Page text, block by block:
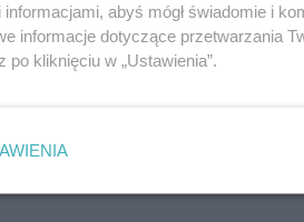
abyś mógł świadomie i
informacje dotyczące przetwarzania
po kliknięciu w „Ustawienia”.